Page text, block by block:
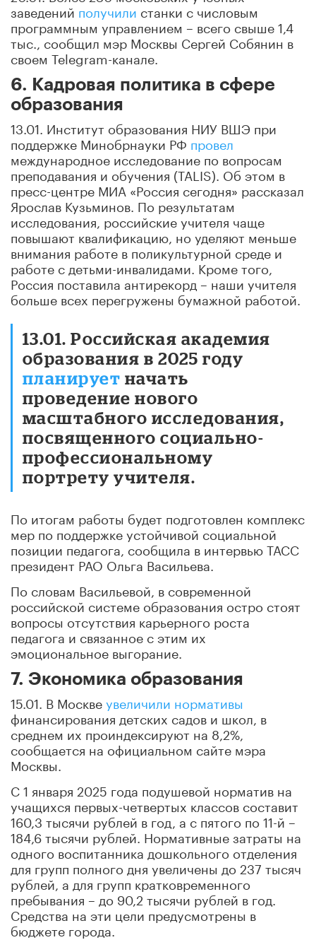
заведений получили станки с числовым
программным управлением – всего свыше 1,4
тыс., сообщил мэр Москвы Сергей Собянин в
своем Telegram-канале.
6. Кадровая политика в сфере
образования
13.01. Институт образования НИУ ВШЭ при
поддержке Минобрнауки РФ провел
международное исследование по вопросам
преподавания и обучения (TALIS). Об этом в
пресс-центре МИА «Россия сегодня» рассказал
Ярослав Кузьминов. По результатам
исследования, российские учителя чаще
повышают квалификацию, но уделяют меньше
внимания работе в поликультурной среде и
работе с детьми-инвалидами. Кроме того,
Россия поставила антирекорд – наши учителя
больше всех перегружены бумажной работой.
13.01. Российская академия
образования в 2025 году
планирует начать
проведение нового
масштабного исследования,
посвященного социально-
профессиональному
портрету учителя.
По итогам работы будет подготовлен комплекс
мер по поддержке устойчивой социальной
позиции педагога, сообщила в интервью ТАСС
президент РАО Ольга Васильева.
По словам Васильевой, в современной
российской системе образования остро стоят
вопросы отсутствия карьерного роста
педагога и связанное с этим их
эмоциональное выгорание.
7. Экономика образования
15.01. В Москвеувеличили нормативы
финансирования детских садов и школ, в
среднем их проиндексируют на 8,2%,
сообщается на официальном сайте мэра
Москвы.
С 1 января 2025 года подушевой норматив на
учащихся первых-четвертых классов составит
160,3 тысячи рублей в год, а с пятого по 11-й –
184,6 тысячи рублей. Нормативные затраты на
одного воспитанника дошкольного отделения
для групп полного дня увеличены до 237 тысяч
рублей, а для групп кратковременного
пребывания – до 90,2 тысячи рублей в год.
Средства на эти цели предусмотрены в
бюджете города.